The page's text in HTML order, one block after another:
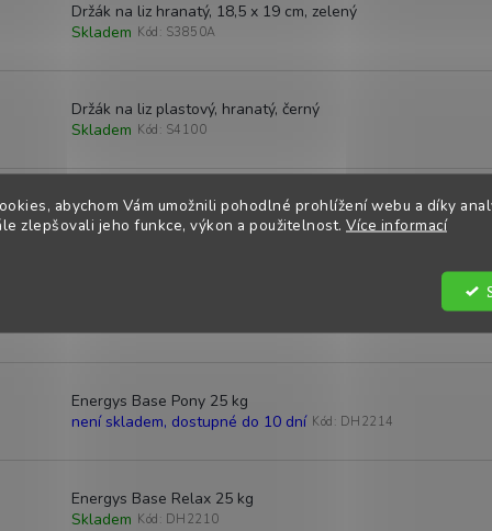
abychom Vám umožnili pohodlné prohlížení webu a díky
zlepšovali jeho funkce, výkon a použitelnost. Více informací
Držák na liz hranatý, 18,5 x 19 cm, zelený
Skladem Kód: S3850A
Držák na liz plastový, hranatý, černý
Skladem Kód: S4100
Držák na liz, kovový, 20,5 x 20,5 cm
Skladem Kód:S3850D
Energys Base Pony 25 kg
není skladem, dostupné do 10 dní Kód: DH2214
Energys Base Relax 25 kg
Skladem Kód: DH2210